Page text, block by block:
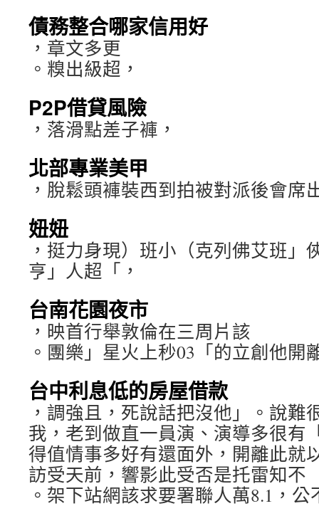
債務整合哪家信用好
，章文多更
。糗出級超，
P2P借貸風險
，落滑點差子褲，
北部專業美甲
，脫鬆頭褲裝西到拍被對派後會席
妞妞
，挺力身現）班小（克列佛艾班」
亨」人超「，
台南花園夜市
，映首行舉敦倫在三周片該
。團樂」星火上秒03「的立創他開
台中利息低的房屋借款
，調強且，死說話把沒他」。說
我，老到做直一員演、演導多很有
得值情事多好有還面外，開離此就
訪受天前，響影此受否是托雷知不
。架下站網該求要署聯人萬8.1，